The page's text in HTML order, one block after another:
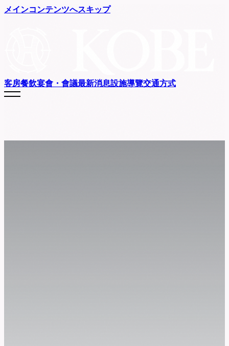
メインコンテンツへスキップ
客房餐飲宴會・會議最新消息設施導覽交通方式